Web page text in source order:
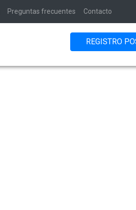
Preguntas frecuentes Contacto
REGISTRO